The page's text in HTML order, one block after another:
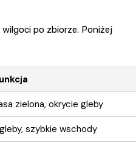
po zbiorze. Poniżej
zielona, okrycie gleby
szybkie wschody